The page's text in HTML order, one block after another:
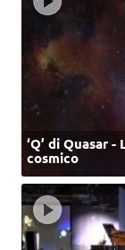
‘Q’ di Quasar
cosmico